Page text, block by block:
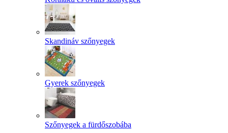
Skandináv szőnyegek
Gyerek szőnyegek
Szőnyegek a fürdőszobába